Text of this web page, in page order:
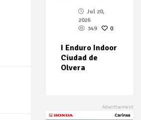
Jul 20,
2026
349
0
I Enduro Indoor
Ciudad de
Olvera